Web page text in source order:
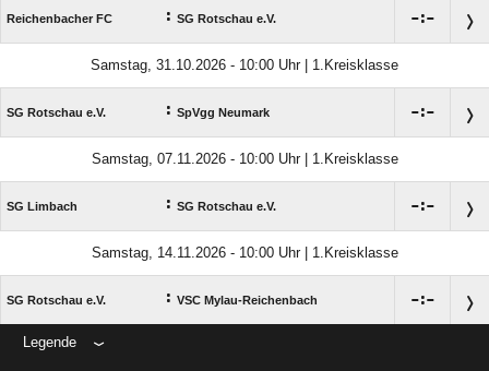
Reichenbacher FC : SG Rotschau e.V. :
Samstag, 31.10.2026 - 10:00 Uhr | 1.Kreisklasse
SG Rotschau e.V. : SpVgg Neumark :
Samstag, 07.11.2026 - 10:00 Uhr | 1.Kreisklasse
SG Limbach : SG Rotschau e.V. :
Samstag, 14.11.2026 - 10:00 Uhr | 1.Kreisklasse
SG Rotschau e.V. : VSC Mylau-Reichenbach :
Legende